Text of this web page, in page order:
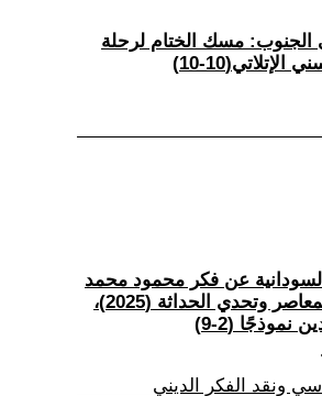
الجنوب: مسك الختام لرحلة
10)
السودانية عن فكر محمود محمد
طه- كتاب: الإسلام المعاصر وتحدي الحداثة (2025)،
نموذجًا (2-9)
ونقد الفكر الديني